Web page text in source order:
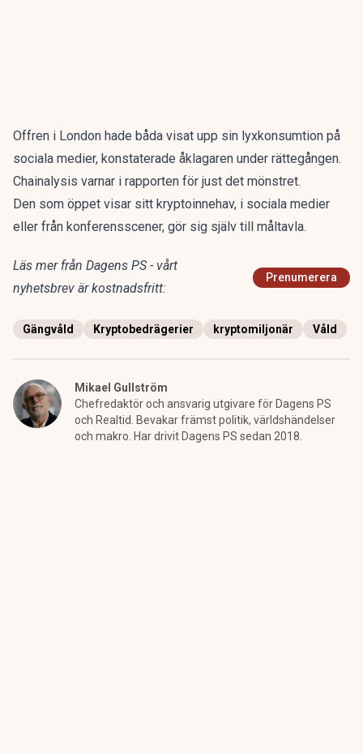
Offren i London hade båda visat upp sin lyxkonsumtion på
sociala medier, konstaterade åklagaren under rättegången.
Chainalysis varnar i rapporten för just det mönstret.
Den som öppet visar sitt kryptoinnehav, i sociala medier
eller från konferensscener, gör sig själv till måltavla.
Läs mer från Dagens PS - vårt
nyhetsbrev är kostnadsfritt:
Prenumerera
Gängvåld Kryptobedrägerier kryptomiljonär Våld
Mikael Gullström
Chefredaktör och ansvarig utgivare för Dagens PS
och Realtid. Bevakar främst politik, världshändelser
och makro. Har drivit Dagens PS sedan 2018.